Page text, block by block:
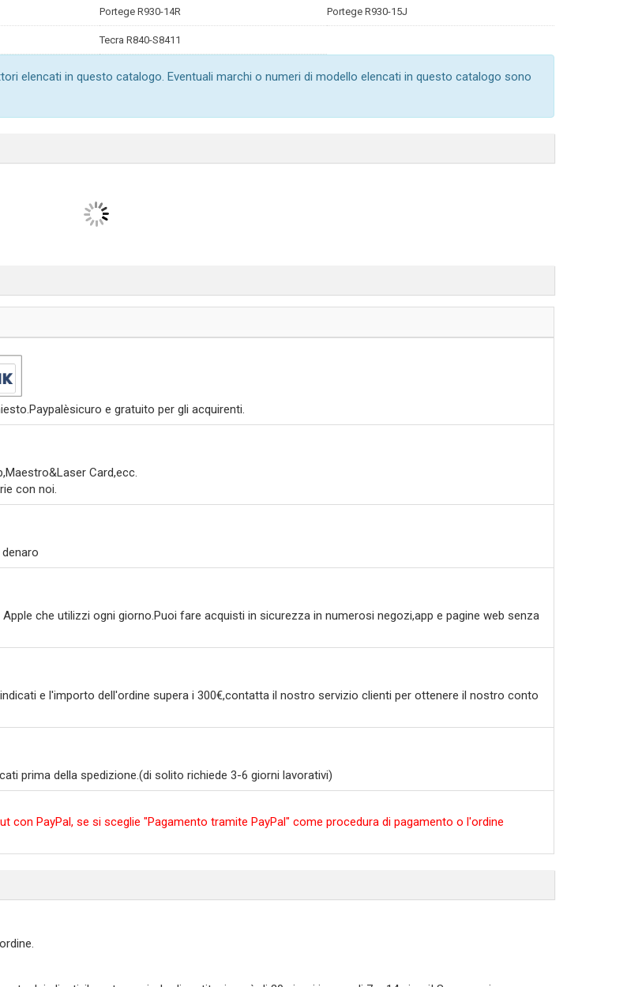
Portege R930-14R Portege R930-15J
Tecra R840-S8411
elencati in questo catalogo. Eventuali marchi o numeri di modello elencati in questo catalogo sono
e gratuito per gli acquirenti.
Card,ecc.
con noi.
che utilizzi ogni giorno.Puoi fare acquisti in sicurezza in numerosi negozi,app e pagine web senza
e l'importo dell'ordine supera i 300€,contatta il nostro servizio clienti per ottenere il nostro conto
prima della spedizione.(di solito richiede 3-6 giorni lavorativi)
con PayPal, se si sceglie "Pagamento tramite PayPal" come procedura di pagamento o l'ordine